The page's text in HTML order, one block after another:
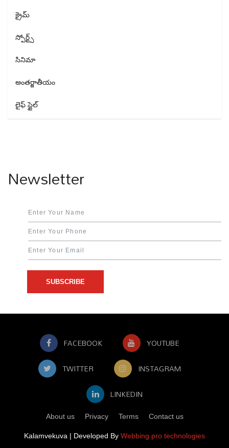
క్రైమ్
స్పోర్ట్స్
సినిమా
అంతర్జాతీయం
లైఫ్ స్టైల్
Newsletter
SUBSCRIBE
FACEBOOK
YOUTUBE
TWITTER
INSTAGRAM
LINKEDIN
About us Privacy Terms Contact us
Kalamvekuva | Developed By Webbing pro technologies